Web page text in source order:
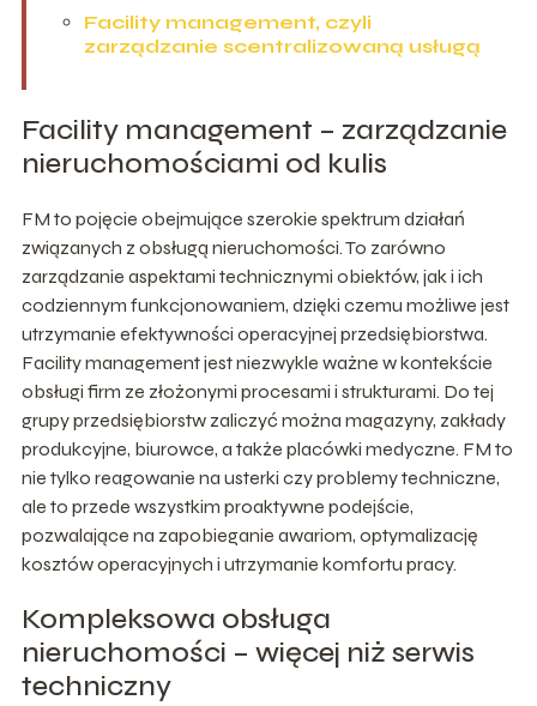
Facility management, czyli
zarządzanie scentralizowaną usługą
Facility management – zarządzanie
nieruchomościami od kulis
FM to pojęcie obejmujące szerokie spektrum działań
związanych z obsługą nieruchomości. To zarówno
zarządzanie aspektami technicznymi obiektów, jak i ich
codziennym funkcjonowaniem, dzięki czemu możliwe jest
utrzymanie efektywności operacyjnej przedsiębiorstwa.
Facility management jest niezwykle ważne w kontekście
obsługi firm ze złożonymi procesami i strukturami. Do tej
grupy przedsiębiorstw zaliczyć można magazyny, zakłady
produkcyjne, biurowce, a także placówki medyczne. FM to
nie tylko reagowanie na usterki czy problemy techniczne,
ale to przede wszystkim proaktywne podejście,
pozwalające na zapobieganie awariom, optymalizację
kosztów operacyjnych i utrzymanie komfortu pracy.
Kompleksowa obsługa
nieruchomości – więcej niż serwis
techniczny